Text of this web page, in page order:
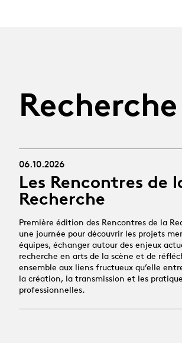
Recherche
06.10.2026
Les Rencontres de
Recherche
Première édition des Rencontres de la
une journée pour découvrir les projets
équipes, échanger autour des enjeux
recherche en arts de la scène et de
ensemble aux liens fructueux qu’elle
la création, la transmission et les
professionnelles.